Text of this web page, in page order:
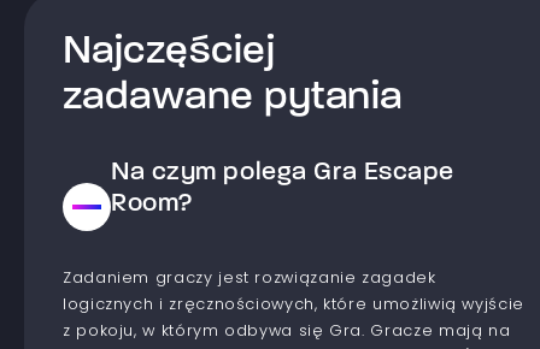
Najczęściej
zadawane pytania
Na czym polega Gra Escape
Room?
Zadaniem graczy jest rozwiązanie zagadek
logicznych i zręcznościowych, które umożliwią wyjście
z pokoju, w którym odbywa się Gra. Gracze mają na